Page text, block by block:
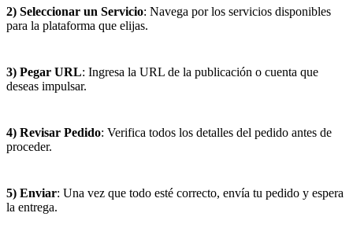
2) Seleccionar un Servicio: Navega por los servicios disponibles
para la plataforma que elijas.
3) Pegar URL: Ingresa la URL de la publicación o cuenta que
deseas impulsar.
4) Revisar Pedido: Verifica todos los detalles del pedido antes de
proceder.
5) Enviar: Una vez que todo esté correcto, envía tu pedido y espera
la entrega.